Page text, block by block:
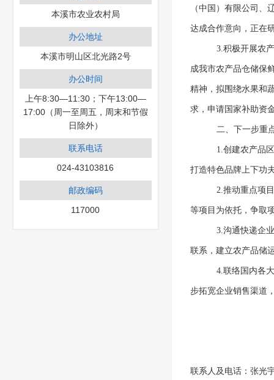
本溪市农业农村局
办公地址
本溪市明山区北光路2号
办公时间
上午8:30—11:30；下午13:00—
17:00（周一至周五，周末和节假
日除外）
联系电话
024-43103816
邮政编码
117000
（中国）有限公司
达成合作意向，正在
3.积极开展农
成我市农产品仓储保
精神，拟围绕水果和
求，申请国家补助资
二、下一步重
1.创建农产品
打造特色品牌上下功
2.推动重点项
等项目为依托，争取
3.沟通快递企
联系，建立农产品储
4.联络国内各
步拓宽企业销售渠道
联系人及电话：张光